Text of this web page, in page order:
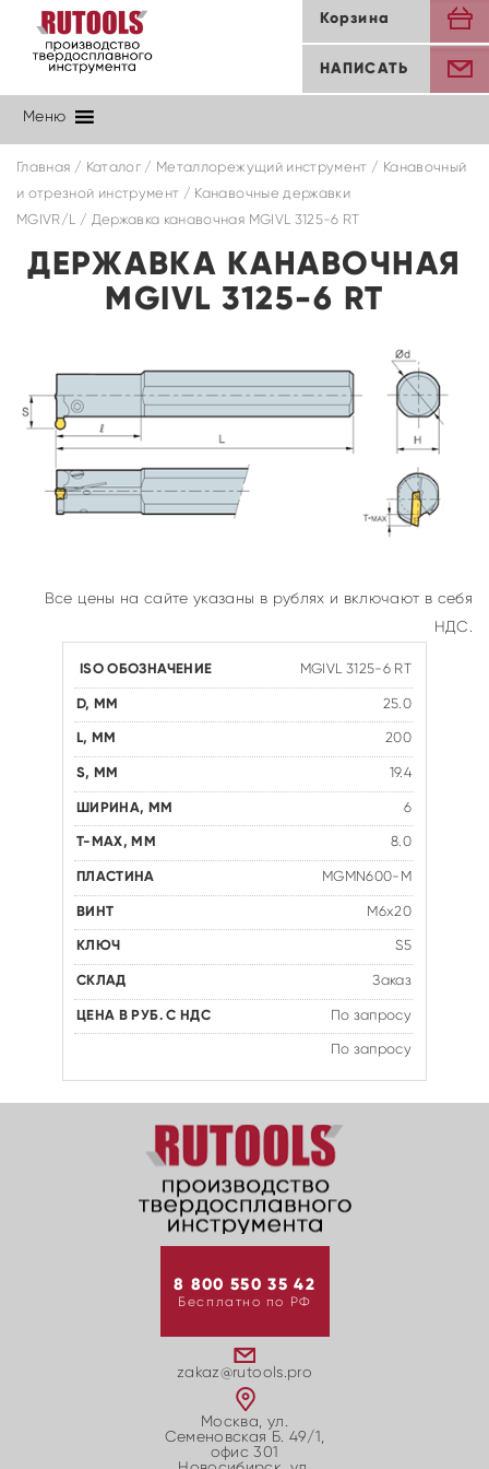
Корзина
НАПИСАТЬ
Меню
Главная / Каталог/ Металлорежущий инструмент / Канавочный
и отрезной инструмент / Канавочные державки
MGIVR/L / Державка канавочная MGIVL 3125-6 RT
ДЕРЖАВКА КАНАВОЧНАЯ
MGIVL 3125-6 RT
Все цены на сайте указаны в рублях и включают в себя
НДС.
MGIVL 3125-6 RT
25.0
200
19.4
6
8.0
MGMN600-M
M6x20
S5
Заказ
По запросу
По запросу
8 800 550 35 42
Бесплатно по РФ
zakaz@rutools.pro
Москва, ул.
Семеновская Б. 49/1,
офис 301